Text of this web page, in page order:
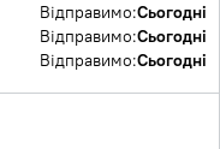
Відправимо:Сьогодні
Відправимо:Сьогодні
Відправимо:Сьогодні